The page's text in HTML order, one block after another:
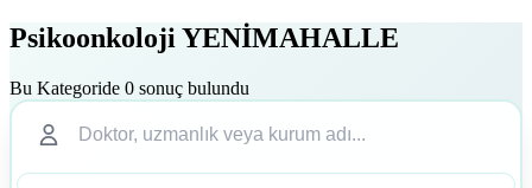
Psikoonkoloji YENİMAHALLE
Bu Kategoride 0 sonuç bulundu